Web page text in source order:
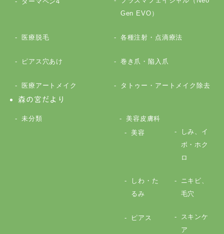
Gen EVO）
医療脱毛 各種注射・点滴療法
ピアス穴あけ 巻き爪・陥入爪
医療アートメイク
タトゥー・アートメイク除去
森の宮だより
未分類
美容皮膚科
美容
しみ、イ
ボ・ホク
ロ
しわ・た
るみ
ニキビ、
毛穴
ピアス
スキンケ
ア